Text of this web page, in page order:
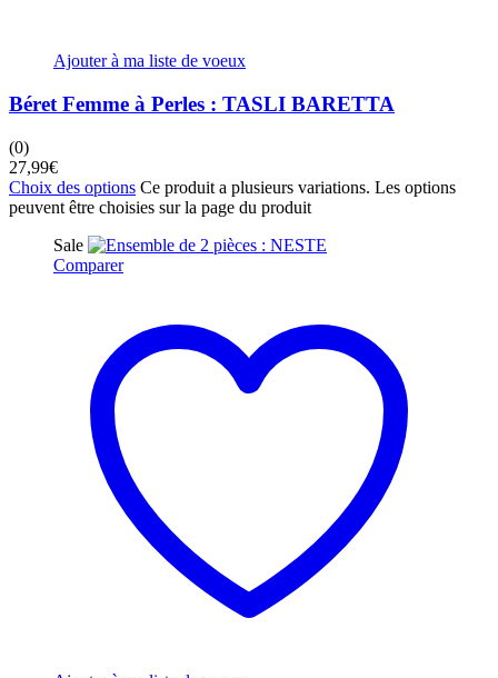
Ajouter à ma liste de voeux
Béret Femme à Perles : TASLI BARETTA
(0)
27,99€
Choix des options Ce produit a plusieurs variations. Les options
peuvent être choisies sur la page du produit
Sale
Comparer